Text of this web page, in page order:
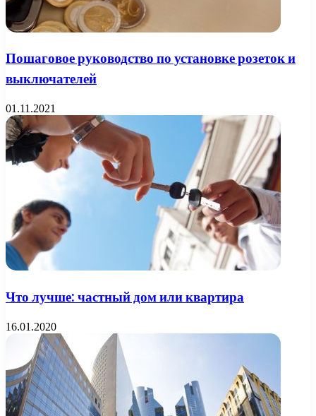
Пошаговое руководство по установке розеток и
выключателей
01.11.2021
Что лучше: частный дом или квартира
16.01.2020